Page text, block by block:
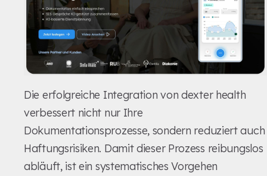
Die erfolgreiche Integration von dexter health
verbessert nicht nur Ihre
Dokumentationsprozesse, sondern reduziert auch
Haftungsrisiken. Damit dieser Prozess reibungslos
abläuft, ist ein systematisches Vorgehen